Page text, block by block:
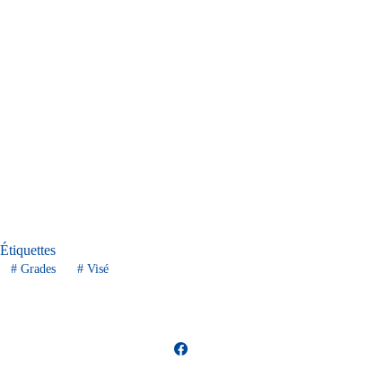
Étiquettes
#Grades #Visé